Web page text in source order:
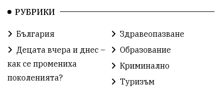
Финанси
Театър Спорт за деца История
Градски транспорт
Безплатни прегледи Волейбол Карин дом
РУБРИКИ
България
Здравеопазване
Децата вчера и днес –
как се промениха
поколенията?
Образование
Криминално
Туризъм